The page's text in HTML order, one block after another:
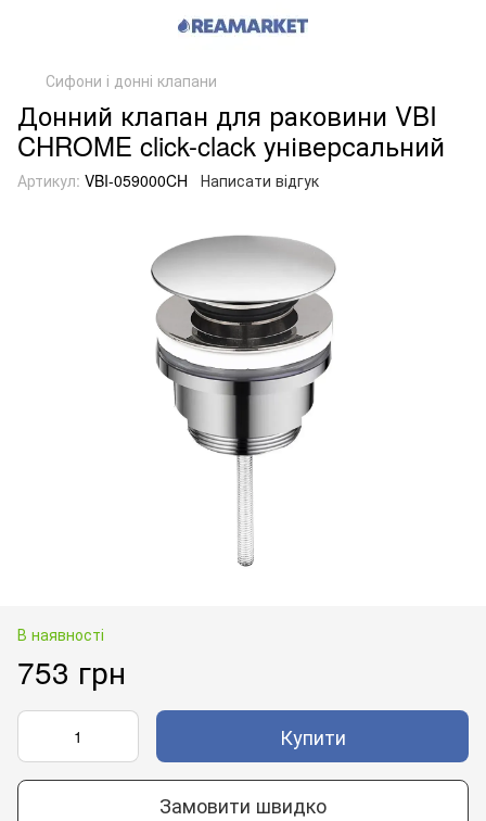
Сифони і донні клапани
Донний клапан для раковини VBI
CHROME click-clack універсальний
Артикул: VBI-059000CH Написати відгук
В наявності
753 грн
Купити
Замовити швидко